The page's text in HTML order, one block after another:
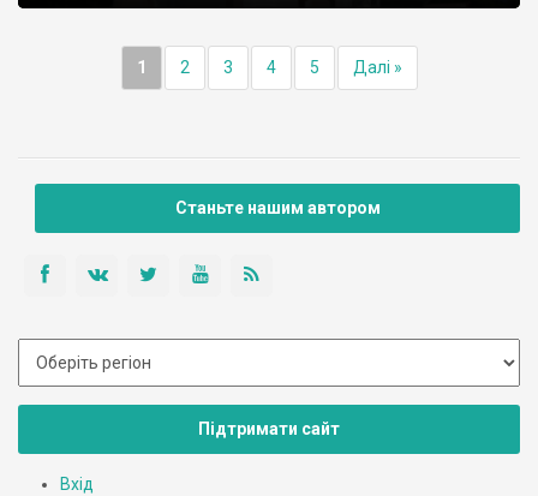
1 2 3 4 5 Далі »
Станьте нашим автором
Підтримати сайт
Вхід